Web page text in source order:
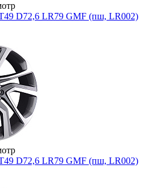
D72,6 LR79 GMF (пш, LR002)
D72,6 LR79 GMF (пш, LR002)